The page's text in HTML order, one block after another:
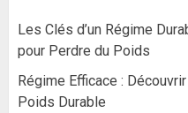
Les Clés d’un Régime
pour Perdre du Poids
Régime Efficace :
Poids Durable